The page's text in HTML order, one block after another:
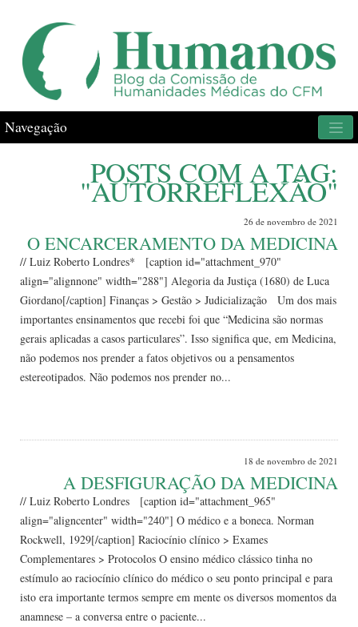
Navegação
POSTS COM A TAG:
"AUTORREFLEXÃO"
26 de novembro de 2021
O ENCARCERAMENTO DA MEDICINA
// Luiz Roberto Londres* [caption id="attachment_970"
align="alignnone" width="288"] Alegoria da Justiça (1680) de Luca
Giordano[/caption] Finanças > Gestão > Judicialização Um dos mais
importantes ensinamentos que recebi foi que “Medicina são normas
gerais aplicadas a casos particulares”. Isso significa que, em Medicina,
não podemos nos prender a fatos objetivos ou a pensamentos
estereotipados. Não podemos nos prender no...
18 de novembro de 2021
A DESFIGURAÇÃO DA MEDICINA
// Luiz Roberto Londres [caption id="attachment_965"
align="aligncenter" width="240"] O médico e a boneca. Norman
Rockwell, 1929[/caption] Raciocínio clínico > Exames
Complementares > Protocolos O ensino médico clássico tinha no
estímulo ao raciocínio clínico do médico o seu ponto principal e para
isto era importante termos sempre em mente os diversos momentos da
anamnese – a conversa entre o paciente...